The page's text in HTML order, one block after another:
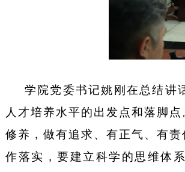
学院党委书记姚刚在总结讲
人才培养水平的出发点和落脚
修养，做有追求、有正气、有
作落实，要建立科学的思维体